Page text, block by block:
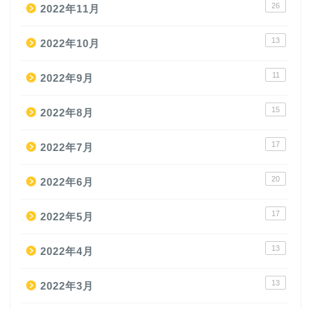
2022年11月 26
2022年10月 13
2022年9月 11
2022年8月 15
2022年7月 17
2022年6月 20
2022年5月 17
2022年4月 13
2022年3月 13